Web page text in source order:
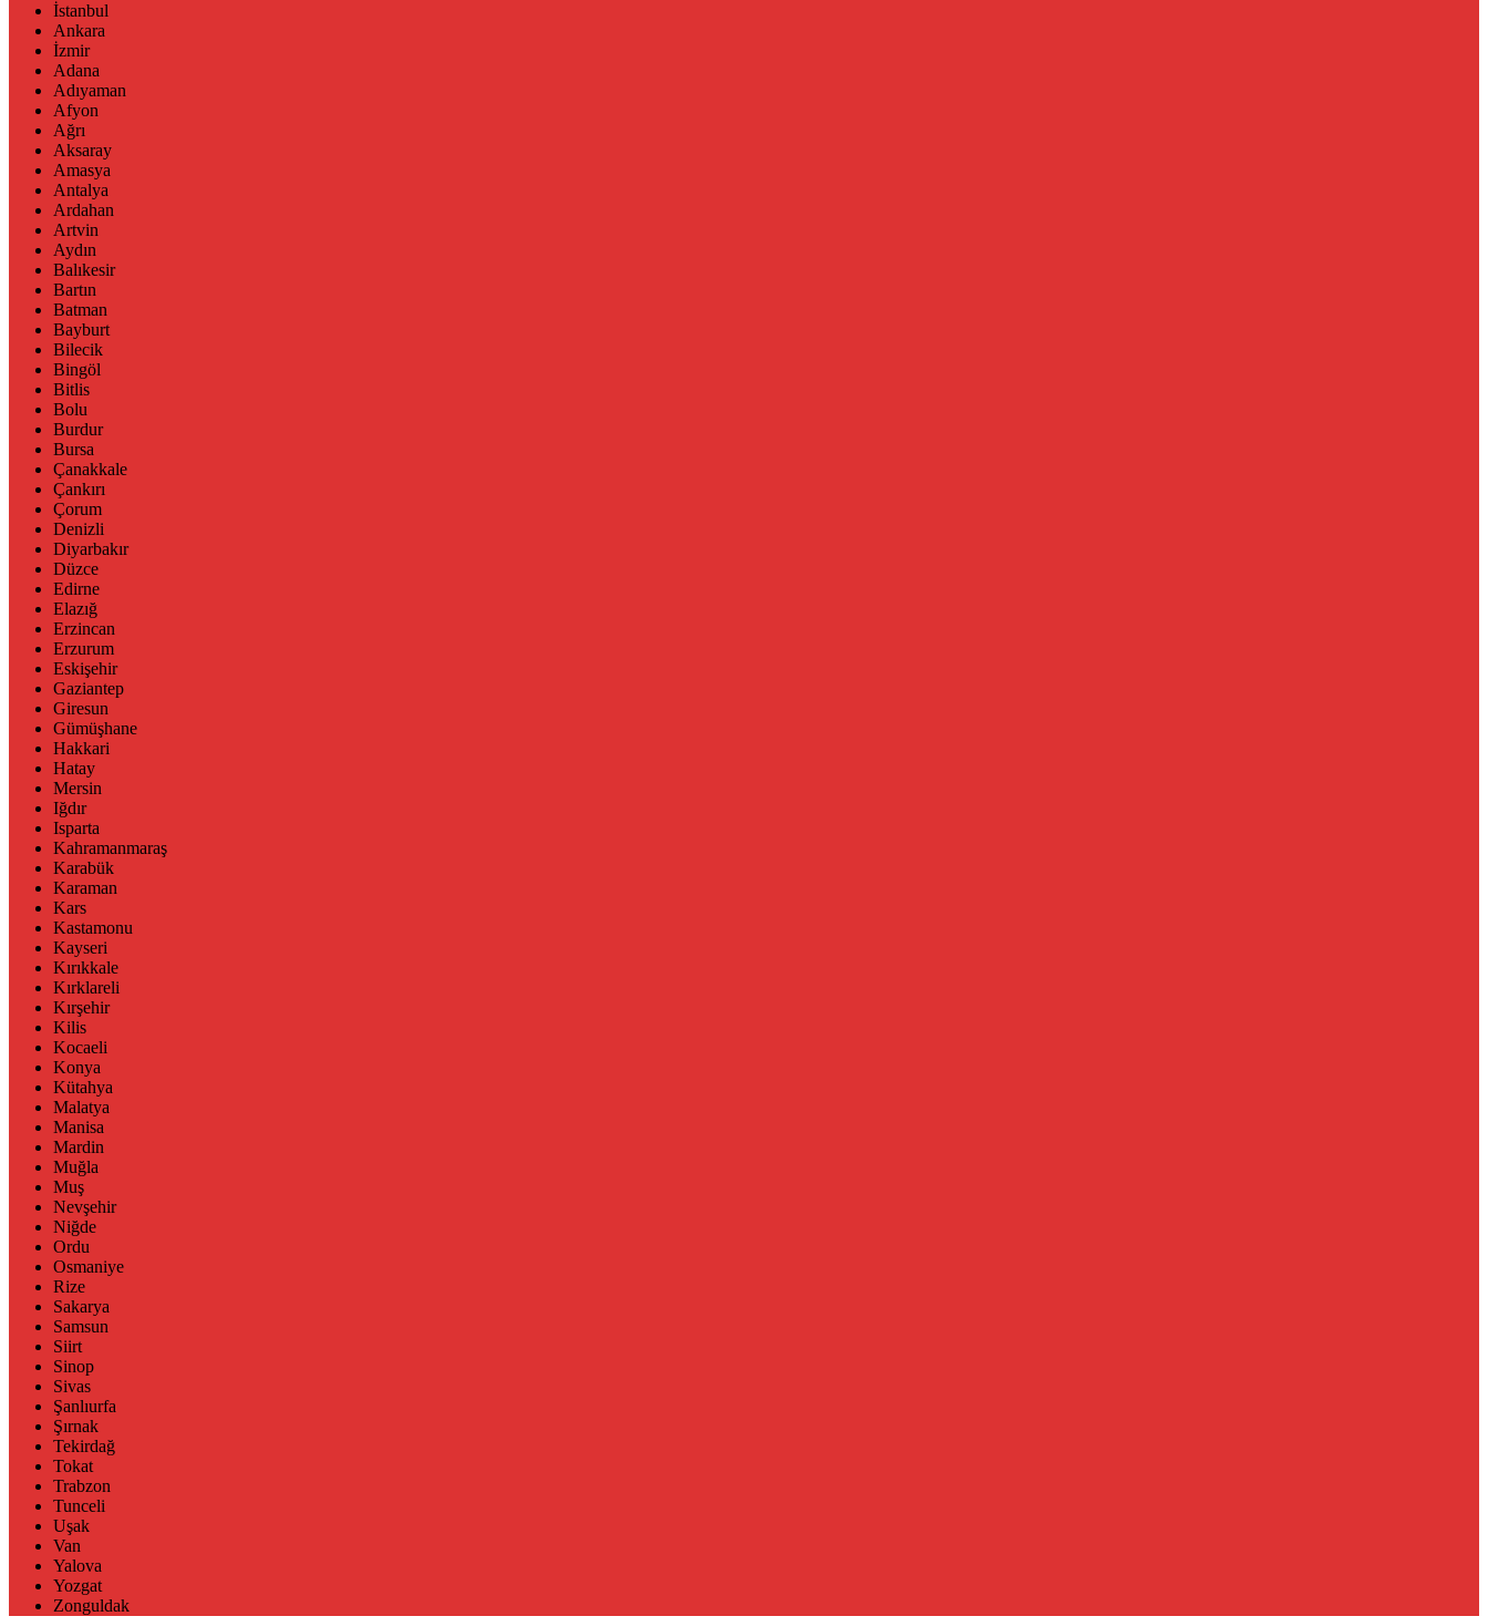
İstanbul
Ankara
İzmir
Adana
Adıyaman
Afyon
Ağrı
Aksaray
Amasya
Antalya
Ardahan
Artvin
Aydın
Balıkesir
Bartın
Batman
Bayburt
Bilecik
Bingöl
Bitlis
Bolu
Burdur
Bursa
Çanakkale
Çankırı
Çorum
Denizli
Diyarbakır
Düzce
Edirne
Elazığ
Erzincan
Erzurum
Eskişehir
Gaziantep
Giresun
Gümüşhane
Hakkari
Hatay
Mersin
Iğdır
Isparta
Kahramanmaraş
Karabük
Karaman
Kars
Kastamonu
Kayseri
Kırıkkale
Kırklareli
Kırşehir
Kilis
Kocaeli
Konya
Kütahya
Malatya
Manisa
Mardin
Muğla
Muş
Nevşehir
Niğde
Ordu
Osmaniye
Rize
Sakarya
Samsun
Siirt
Sinop
Sivas
Şanlıurfa
Şırnak
Tekirdağ
Tokat
Trabzon
Tunceli
Uşak
Van
Yalova
Yozgat
Zonguldak